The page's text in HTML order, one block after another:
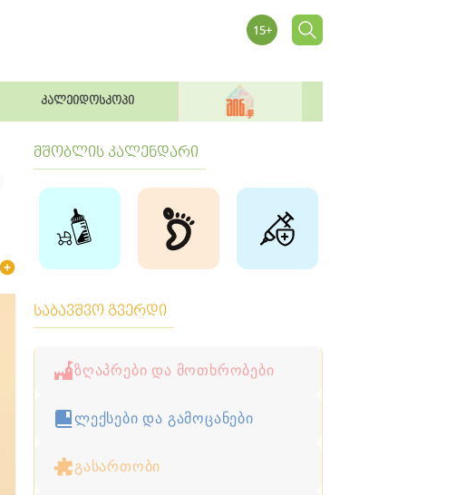
კალეიდოსკოპი
მშობლის კალენდარი
საბავშვო გვერდი
ზღაპრები და მოთხრობები
ლექსები და გამოცანები
გასართობი